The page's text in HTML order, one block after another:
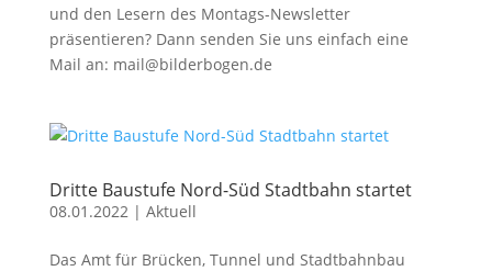
und den Lesern des Montags-Newsletter
präsentieren? Dann senden Sie uns einfach eine
Mail an: mail@bilderbogen.de
Dritte Baustufe Nord-Süd Stadtbahn startet
08.01.2022| Aktuell
Das Amt für Brücken, Tunnel und Stadtbahnbau